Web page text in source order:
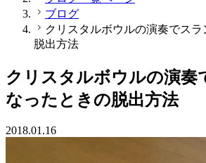
ブログ
クリスタルボウルの演奏でス
脱出方法
クリスタルボウルの演奏
なったときの脱出方法
2018.01.16